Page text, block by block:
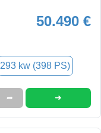
50.490 €
293 kw (398 PS)
➦ ➜